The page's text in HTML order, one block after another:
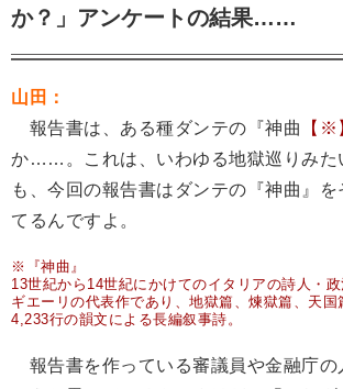
か？」アンケートの結果……
山田：
報告書は、ある種ダンテの『神曲
【※
か……。これは、いわゆる地獄巡りみた
も、今回の報告書はダンテの『神曲』を
てるんですよ。
※『神曲』
13世紀から14世紀にかけてのイタリアの詩人・
ギエーリの代表作であり、地獄篇、煉獄篇、天国
4,233行の韻文による長編叙事詩。
報告書を作っている審議員や金融庁の